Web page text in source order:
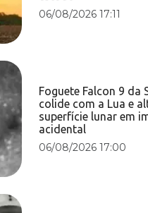
06/08/2026 17:11
Foguete Falcon 9 da
colide com a Lua e
superfície lunar em
acidental
06/08/2026 17:00